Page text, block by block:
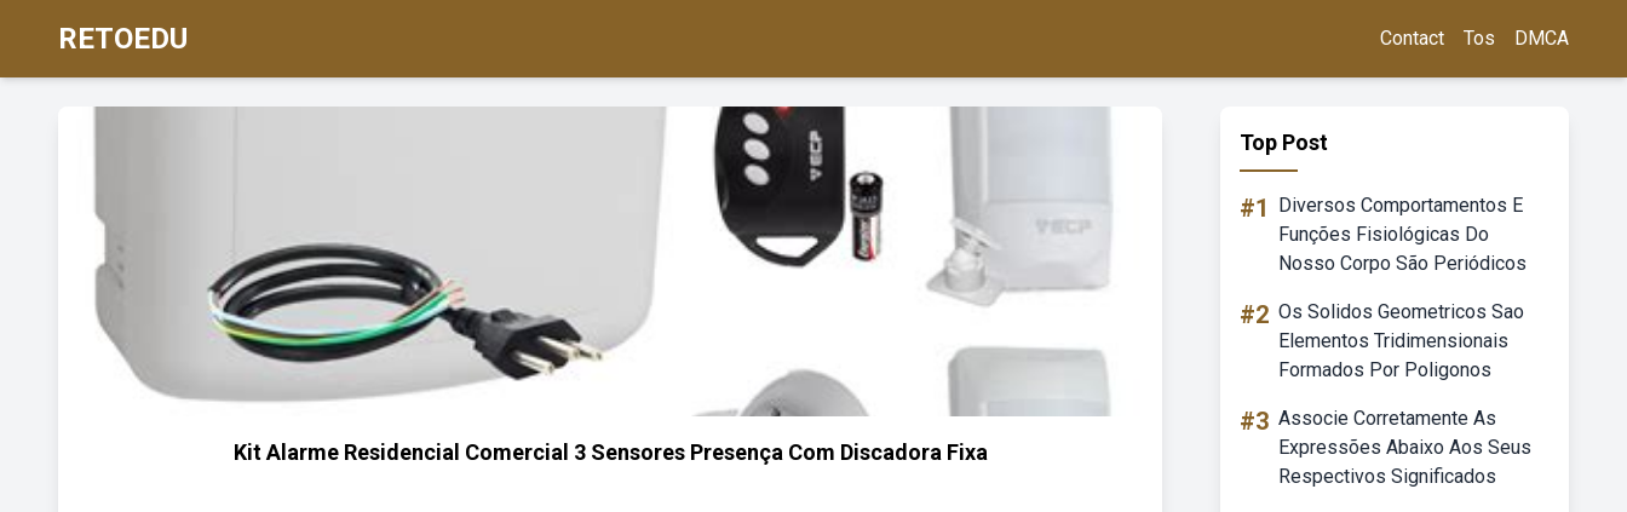
RETOEDU Contact Tos DMCA
Kit Alarme Residencial Comercial 3 Sensores Presença Com Discadora Fixa
Top Post
#1
Diversos Comportamentos E
Funções Fisiológicas Do
Nosso Corpo São Periódicos
#2 Os Solidos Geometricos Sao
Elementos Tridimensionais
Formados Por Poligonos
#3 Associe Corretamente As
Expressões Abaixo Aos Seus
Respectivos Significados